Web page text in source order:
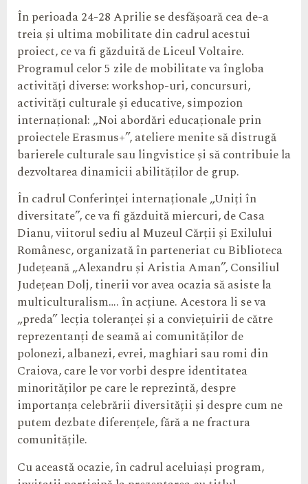
În perioada 24-28 Aprilie se desfășoară cea de-a
treia și ultima mobilitate din cadrul acestui
proiect, ce va fi găzduită de Liceul Voltaire.
Programul celor 5 zile de mobilitate va îngloba
activități diverse: workshop-uri, concursuri,
activități culturale și educative, simpozion
internațional: „Noi abordări educaționale prin
proiectele Erasmus+”, ateliere menite să distrugă
barierele culturale sau lingvistice și să contribuie la
dezvoltarea dinamicii abilităților de grup.
În cadrul Conferinței internaționale „Uniți în
diversitate”, ce va fi găzduită miercuri, de Casa
Dianu, viitorul sediu al Muzeul Cărții și Exilului
Românesc, organizată în parteneriat cu Biblioteca
Județeană „Alexandru și Aristia Aman”, Consiliul
Județean Dolj, tinerii vor avea ocazia să asiste la
multiculturalism…. în acțiune. Acestora li se va
„preda” lecția toleranței și a conviețuirii de către
reprezentanți de seamă ai comunităților de
polonezi, albanezi, evrei, maghiari sau romi din
Craiova, care le vor vorbi despre identitatea
minorităților pe care le reprezintă, despre
importanța celebrării diversității și despre cum ne
putem dezbate diferențele, fără a ne fractura
comunitățile.
Cu această ocazie, în cadrul aceluiași program,